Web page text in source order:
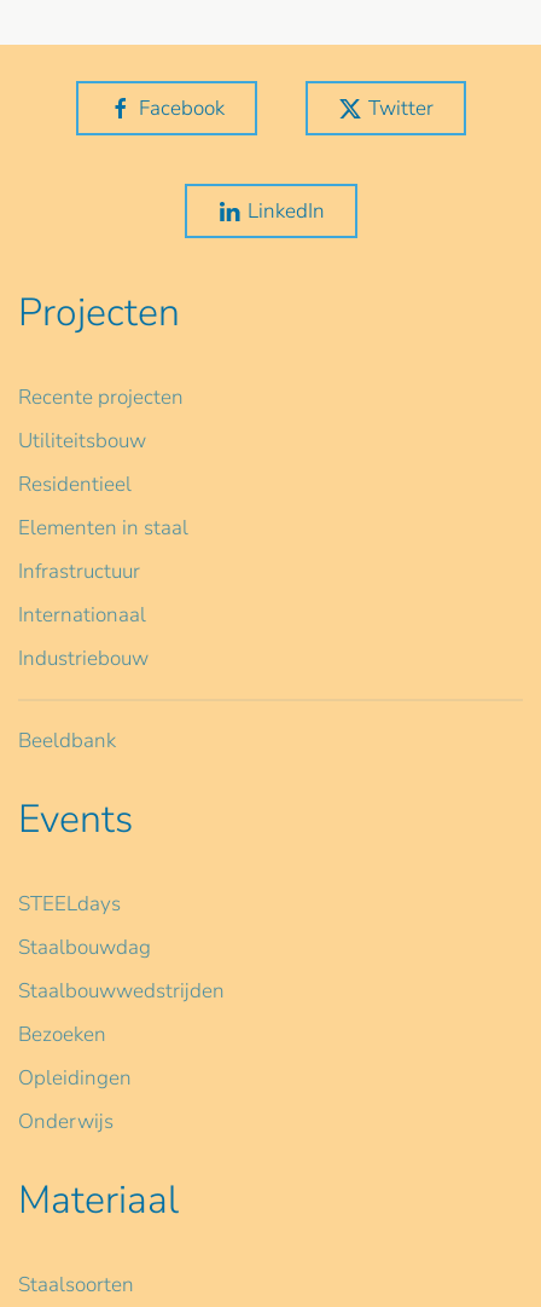
Facebook Twitter
LinkedIn
Projecten
Recente projecten
Utiliteitsbouw
Residentieel
Elementen in staal
Infrastructuur
Internationaal
Industriebouw
Beeldbank
Events
STEELdays
Staalbouwdag
Staalbouwwedstrijden
Bezoeken
Opleidingen
Onderwijs
Materiaal
Staalsoorten